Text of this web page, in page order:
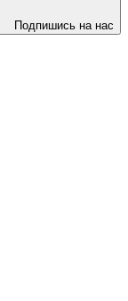
Подпишись на нас